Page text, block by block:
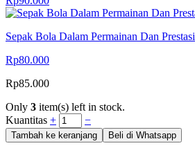
Sepak Bola Dalam Permainan Dan Prestasi
Rp80.000
Rp85.000
Only 3 item(s) left in stock.
Kuantitas + −
Tambah ke keranjang Beli di Whatsapp